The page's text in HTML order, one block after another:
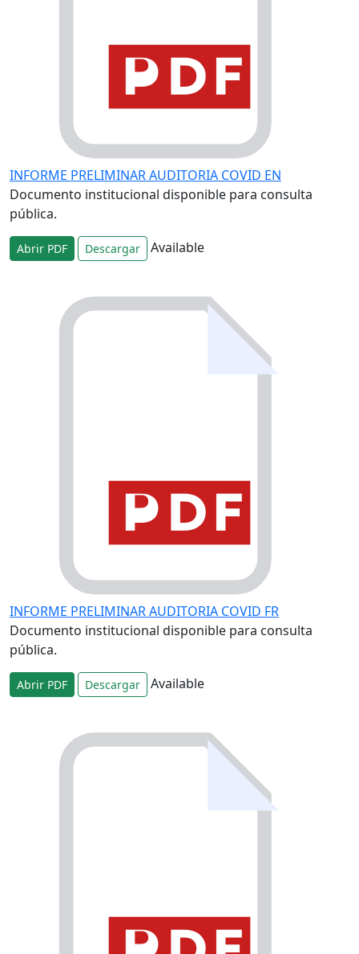
INFORME PRELIMINAR AUDITORIA COVID EN
Documento institucional disponible para consulta
pública.
Abrir PDF Descargar Available
INFORME PRELIMINAR AUDITORIA COVID FR
Documento institucional disponible para consulta
pública.
Abrir PDF Descargar Available